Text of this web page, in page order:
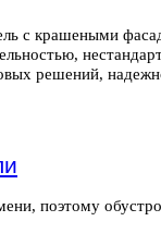
с крашеными
решений,
поэтому